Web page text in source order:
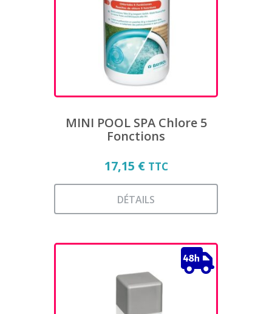
peuvent
être
choisies
sur
la
page
du
MINI POOL SPA Chlore 5
Fonctions
17,15 € TTC
DÉTAILS
a
variations.
Les